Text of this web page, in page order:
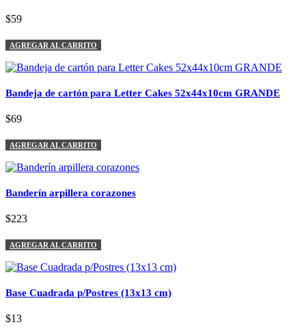
$59
AGREGAR AL CARRITO
Bandeja de cartón para Letter Cakes 52x44x10cm GRANDE
$69
AGREGAR AL CARRITO
Banderín arpillera corazones
$223
AGREGAR AL CARRITO
Base Cuadrada p/Postres (13x13 cm)
$13